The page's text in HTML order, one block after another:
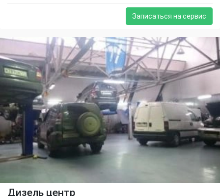
Записаться на сервис
Дизель центр